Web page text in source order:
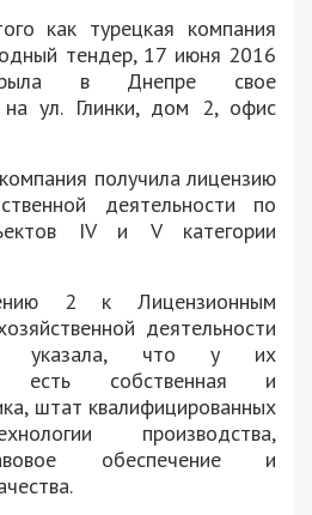
как турецкая компания
тендер, 17 июня 2016
в Днепре свое
на ул. Глинки, дом 2, офис
получила лицензию
деятельности по
IV и V категории
2 к Лицензионным
деятельности
указала, что у их
есть собственная и
штат квалифицированных
производства,
обеспечение и